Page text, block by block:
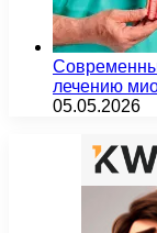
лечению
05.05.2026